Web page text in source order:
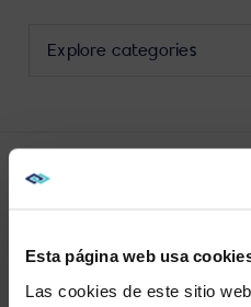
Esta página web usa
Las cookies de este sitio
to
view